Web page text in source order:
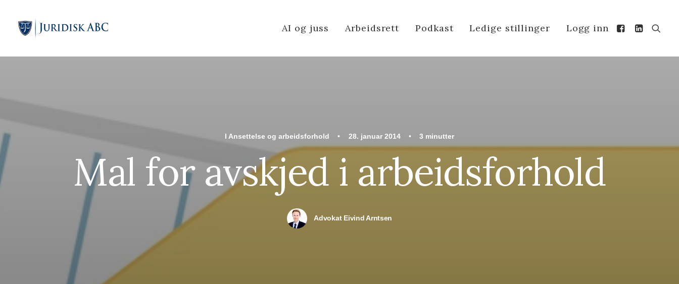
AI og juss Arbeidsrett Podkast Ledige stillinger Logg inn
I Ansettelse og arbeidsforhold • 28. januar 2014 • 3 minutter
Mal for avskjed i arbeidsforhold
Advokat Eivind Arntsen